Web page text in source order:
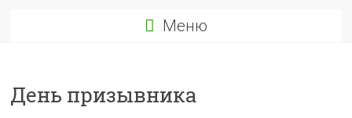
Меню
День призывника